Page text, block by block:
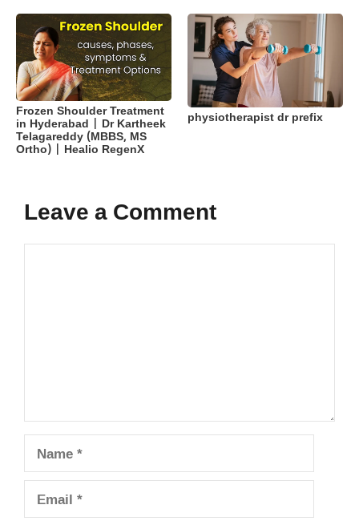
Frozen Shoulder Treatment
in Hyderabad | Dr Kartheek
Telagareddy (MBBS, MS
Ortho) | Healio RegenX
physiotherapist dr prefix
Leave a Comment
Comment
Name
Email